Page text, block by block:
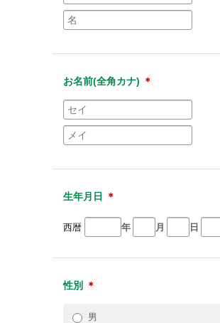
お名前(全角カナ) ＊
生年月日 ＊
西暦 年 月 日
性別 ＊
男